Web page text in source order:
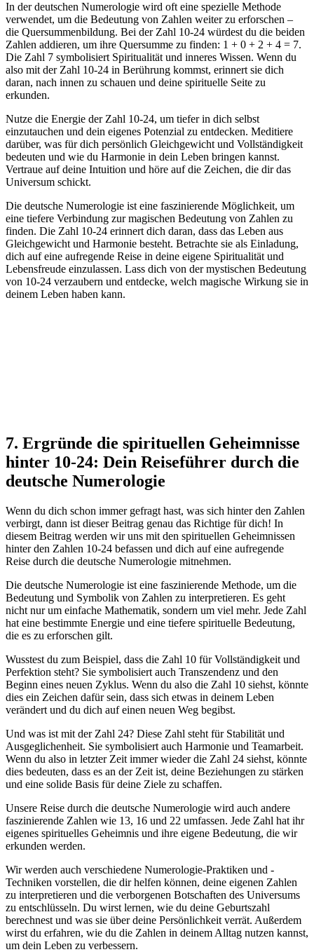
In der deutschen Numerologie wird oft eine spezielle Methode
verwendet, um die Bedeutung von Zahlen weiter zu erforschen –
die Quersummenbildung. Bei der Zahl 10-24 würdest du die beiden
Zahlen addieren, um ihre Quersumme zu finden: 1 + 0 + 2 + 4 = 7.
Die Zahl 7 symbolisiert Spiritualität und inneres Wissen. Wenn du
also mit der Zahl 10-24 in Berührung kommst, erinnert sie dich
daran, nach innen zu schauen und deine spirituelle Seite zu
erkunden.
Nutze die Energie der Zahl 10-24, um tiefer in dich selbst
einzutauchen und dein eigenes Potenzial zu entdecken. Meditiere
darüber, was für dich persönlich Gleichgewicht und Vollständigkeit
bedeuten und wie du Harmonie in dein Leben bringen kannst.
Vertraue auf deine Intuition und höre auf die Zeichen, die dir das
Universum schickt.
Die deutsche Numerologie ist eine faszinierende Möglichkeit, um
eine tiefere Verbindung zur magischen Bedeutung von Zahlen zu
finden. Die Zahl 10-24 erinnert dich daran, dass das Leben aus
Gleichgewicht und Harmonie besteht. Betrachte sie als Einladung,
dich auf eine aufregende Reise in deine eigene Spiritualität und
Lebensfreude einzulassen. Lass dich von der mystischen Bedeutung
von 10-24 verzaubern und entdecke, welch magische Wirkung sie in
deinem Leben haben kann.
7. Ergründe die spirituellen Geheimnisse
hinter 10-24: Dein Reiseführer durch die
deutsche Numerologie
Wenn du dich schon immer gefragt hast, was sich hinter den Zahlen
verbirgt, dann ist dieser Beitrag genau das Richtige für dich! In
diesem Beitrag werden wir uns mit den spirituellen Geheimnissen
hinter den Zahlen 10-24 befassen und dich auf eine aufregende
Reise durch die deutsche Numerologie mitnehmen.
Die deutsche Numerologie ist eine faszinierende Methode, um die
Bedeutung und Symbolik von Zahlen zu interpretieren. Es geht
nicht nur um einfache Mathematik, sondern um viel mehr. Jede Zahl
hat eine bestimmte Energie und eine tiefere spirituelle Bedeutung,
die es zu erforschen gilt.
Wusstest du zum Beispiel, dass die Zahl 10 für Vollständigkeit und
Perfektion steht? Sie symbolisiert auch Transzendenz und den
Beginn eines neuen Zyklus. Wenn du also die Zahl 10 siehst, könnte
dies ein Zeichen dafür sein, dass sich etwas in deinem Leben
verändert und du dich auf einen neuen Weg begibst.
Und was ist mit der Zahl 24? Diese Zahl steht für Stabilität und
Ausgeglichenheit. Sie symbolisiert auch Harmonie und Teamarbeit.
Wenn du also in letzter Zeit immer wieder die Zahl 24 siehst, könnte
dies bedeuten, dass es an der Zeit ist, deine Beziehungen zu stärken
und eine solide Basis für deine Ziele zu schaffen.
Unsere Reise durch die deutsche Numerologie wird auch andere
faszinierende Zahlen wie 13, 16 und 22 umfassen. Jede Zahl hat ihr
eigenes spirituelles Geheimnis und ihre eigene Bedeutung, die wir
erkunden werden.
Wir werden auch verschiedene Numerologie-Praktiken und -
Techniken vorstellen, die dir helfen können, deine eigenen Zahlen
zu interpretieren und die verborgenen Botschaften des Universums
zu entschlüsseln. Du wirst lernen, wie du deine Geburtszahl
berechnest und was sie über deine Persönlichkeit verrät. Außerdem
wirst du erfahren, wie du die Zahlen in deinem Alltag nutzen kannst,
um dein Leben zu verbessern.